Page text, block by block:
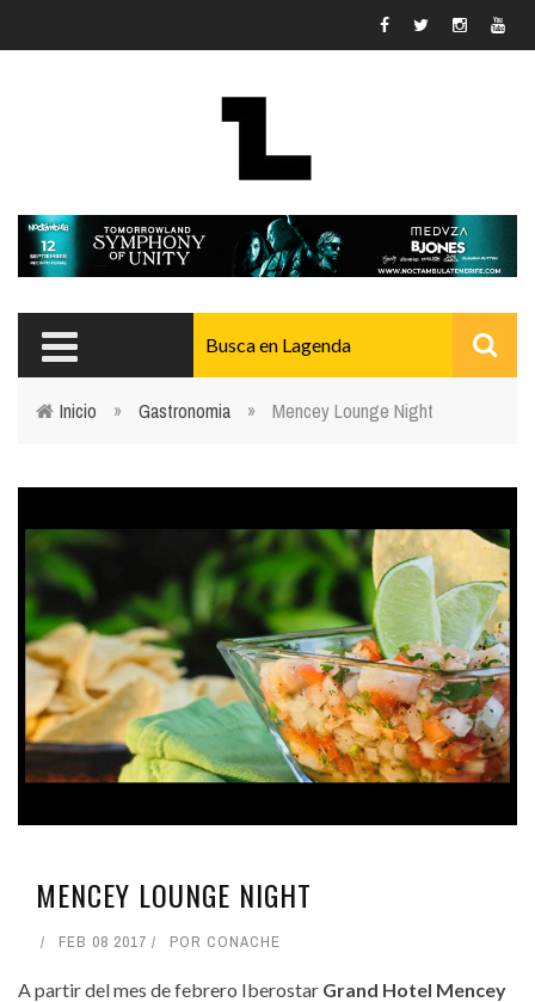
Inicio » Gastronomia » Mencey Lounge Night
MENCEY LOUNGE NIGHT
FEB 08 2017 POR CONACHE
A partir del mes de febrero Iberostar Grand Hotel Mencey